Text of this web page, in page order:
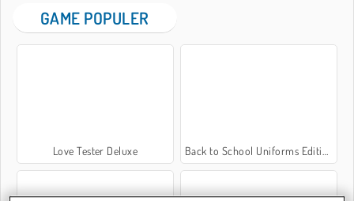
GAME POPULER
Love Tester Deluxe Back to School Uniforms Edition